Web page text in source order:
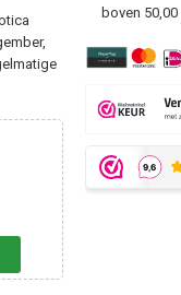
boven 50,00